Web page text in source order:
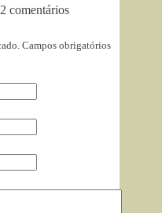
2 comentários
Campos obrigatórios